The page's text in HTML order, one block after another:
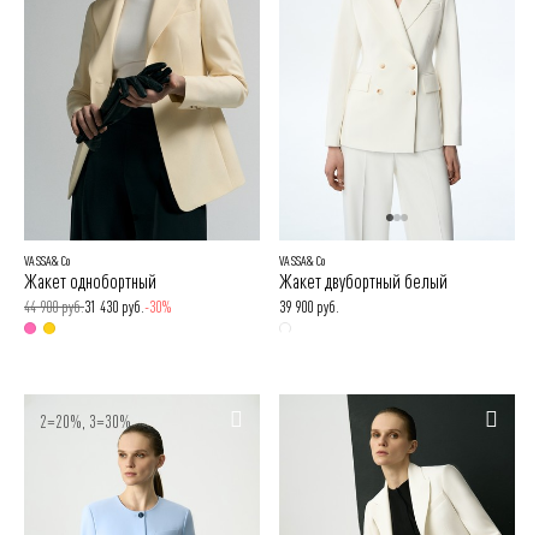
VASSA&Co
Жакет однобортный
44 900 руб.31 430 руб. -30%
VASSA&Co
Жакет двубортный белый
39 900 руб.
2=20%, 3=30%